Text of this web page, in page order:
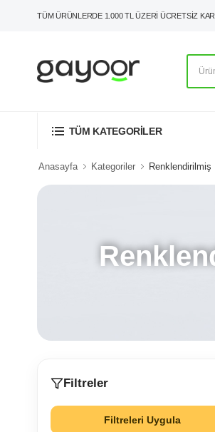
TÜM ÜRÜNLERDE 1.000 TL ÜZERİ ÜCRETSİZ
TÜM KATEGORİLER
Anasayfa Kategoriler Renklendirilmiş
Filtreler
Filtreleri Uygula